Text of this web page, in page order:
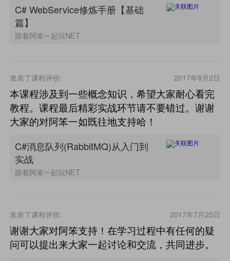
C# WebService修炼手册【基础
篇】
跟着阿笨一起玩NET
发表了课程评价: 2017年8月2日
本课程涉及到一些概念知识，希望大家耐心看完
教程。课程最后精彩实战环节请不要错过。谢谢
大家的对阿笨一如既往地支持哈！
C#消息队列(RabbitMQ)从入门到
实战
跟着阿笨一起玩NET
发表了课程评价: 2017年7月25日
谢谢大家对阿笨支持！在学习过程中有任何的疑
问可以提出来大家一起讨论和交流，共同进步。